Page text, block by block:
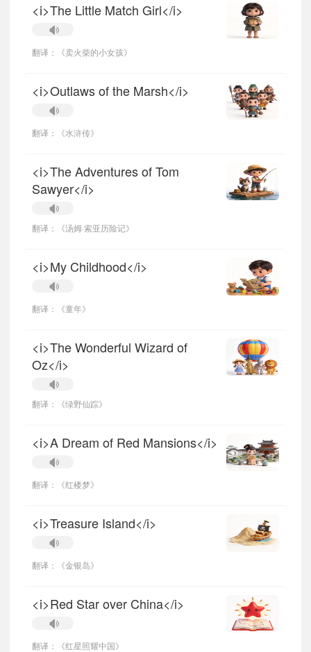
<i>The Little Match Girl</i>
翻译：《卖火柴的小女孩》
<i>Outlaws of the Marsh</i>
翻译：《水浒传》
<i>The Adventures of Tom
Sawyer</i>
翻译：《汤姆·索亚历险记》
<i>My Childhood</i>
翻译：《童年》
<i>The Wonderful Wizard of
Oz</i>
翻译：《绿野仙踪》
<i>A Dream of Red Mansions</i>
翻译：《红楼梦》
<i>Treasure Island</i>
翻译：《金银岛》
<i>Red Star over China</i>
翻译：《红星照耀中国》